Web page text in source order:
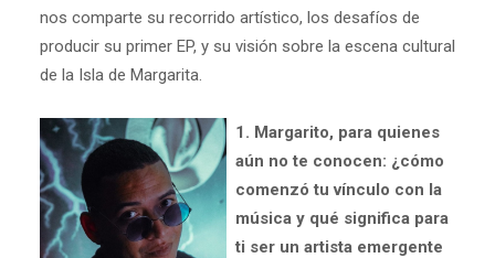
nos comparte su recorrido artístico, los desafíos de
producir su primer EP, y su visión sobre la escena cultural
de la Isla de Margarita.
1. Margarito, para quienes
aún no te conocen: ¿cómo
comenzó tu vínculo con la
música y qué significa para
ti ser un artista emergente